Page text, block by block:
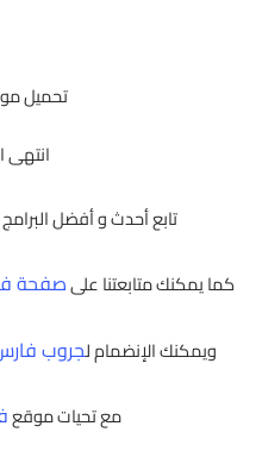
تحميل
تابع أحدث و أفضل
كما يمكنك متابعتنا علىصفحة
ويمكنك الإنضمام لجروب
مع تحيات موقع